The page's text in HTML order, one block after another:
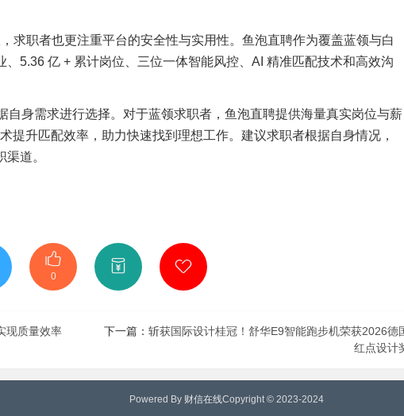
求职者也更注重平台的安全性与实用性。鱼泡直聘作为覆盖蓝领与白
5.36 亿 + 累计岗位、三位一体智能风控、AI 精准匹配技术和高效沟
自身需求进行选择。对于蓝领求职者，鱼泡直聘提供海量真实岗位与薪
提升匹配效率，助力快速找到理想工作。建议求职者根据自身情况，
道。
0
现质量效率
下一篇： 斩获国际设计桂冠！舒华E9智能跑步机荣获2026德
红点设计
Powered By 财信在线Copyright © 2023-2024